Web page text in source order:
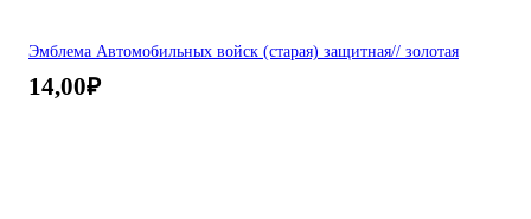
Эмблема Автомобильных войск (старая) защитная// золотая
14,00₽